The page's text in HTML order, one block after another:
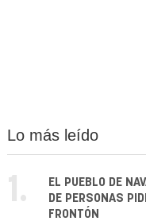
Lo más leído
1.
EL PUEBLO DE
DE PERSONAS
FRONTÓN